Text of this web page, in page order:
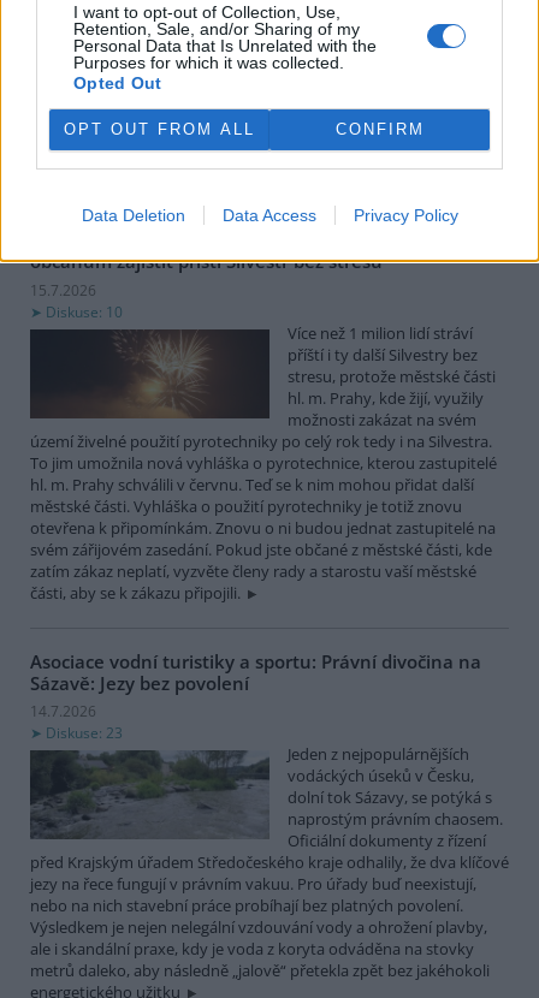
I want to opt-out of Collection, Use,
Retention, Sale, and/or Sharing of my
Personal Data that Is Unrelated with the
Purposes for which it was collected.
Opted Out
OPT OUT FROM ALL CONFIRM
Data Deletion Data Access Privacy Policy
16.7.2026
Diskuse: 18
Před 15 lety, 13. července 2011,
Ptačím potoce na Šumavě.
Proč a co se tehdy stalo? Je to
trochu spletité, ale pokusím se
vysvětlit.
občanům zajistit příští Silvestr bez stresu
15.7.2026
Diskuse: 10
Více než 1 milion lidí stráví
příští i ty další Silvestry bez
stresu, protože městské části
hl. m. Prahy, kde žijí, využily
možnosti zakázat na svém
území živelné použití pyrotechniky po celý rok tedy i na Silvestra.
To jim umožnila nová vyhláška o pyrotechnice, kterou zastupitelé
hl. m. Prahy schválili v červnu. Teď se k nim mohou přidat další
městské části. Vyhláška o použití pyrotechniky je totiž znovu
otevřena k připomínkám. Znovu o ni budou jednat zastupitelé na
svém zářijovém zasedání. Pokud jste občané z městské části, kde
zatím zákaz neplatí, vyzvěte členy rady a starostu vaší městské
části, aby se k zákazu připojili.
Asociace vodní turistiky a sportu: Právní divočina na
Sázavě: Jezy bez povolení
14.7.2026
Diskuse: 23
Jeden z nejpopulárnějších
vodáckých úseků v Česku,
dolní tok Sázavy, se potýká s
naprostým právním chaosem.
Oficiální dokumenty z řízení
před Krajským úřadem Středočeského kraje odhalily, že dva klíčové
jezy na řece fungují v právním vakuu. Pro úřady buď neexistují,
nebo na nich stavební práce probíhají bez platných povolení.
Výsledkem je nejen nelegální vzdouvání vody a ohrožení plavby,
ale i skandální praxe, kdy je voda z koryta odváděna na stovky
metrů daleko, aby následně „jalově“ přetekla zpět bez jakéhokoli
energetického užitku